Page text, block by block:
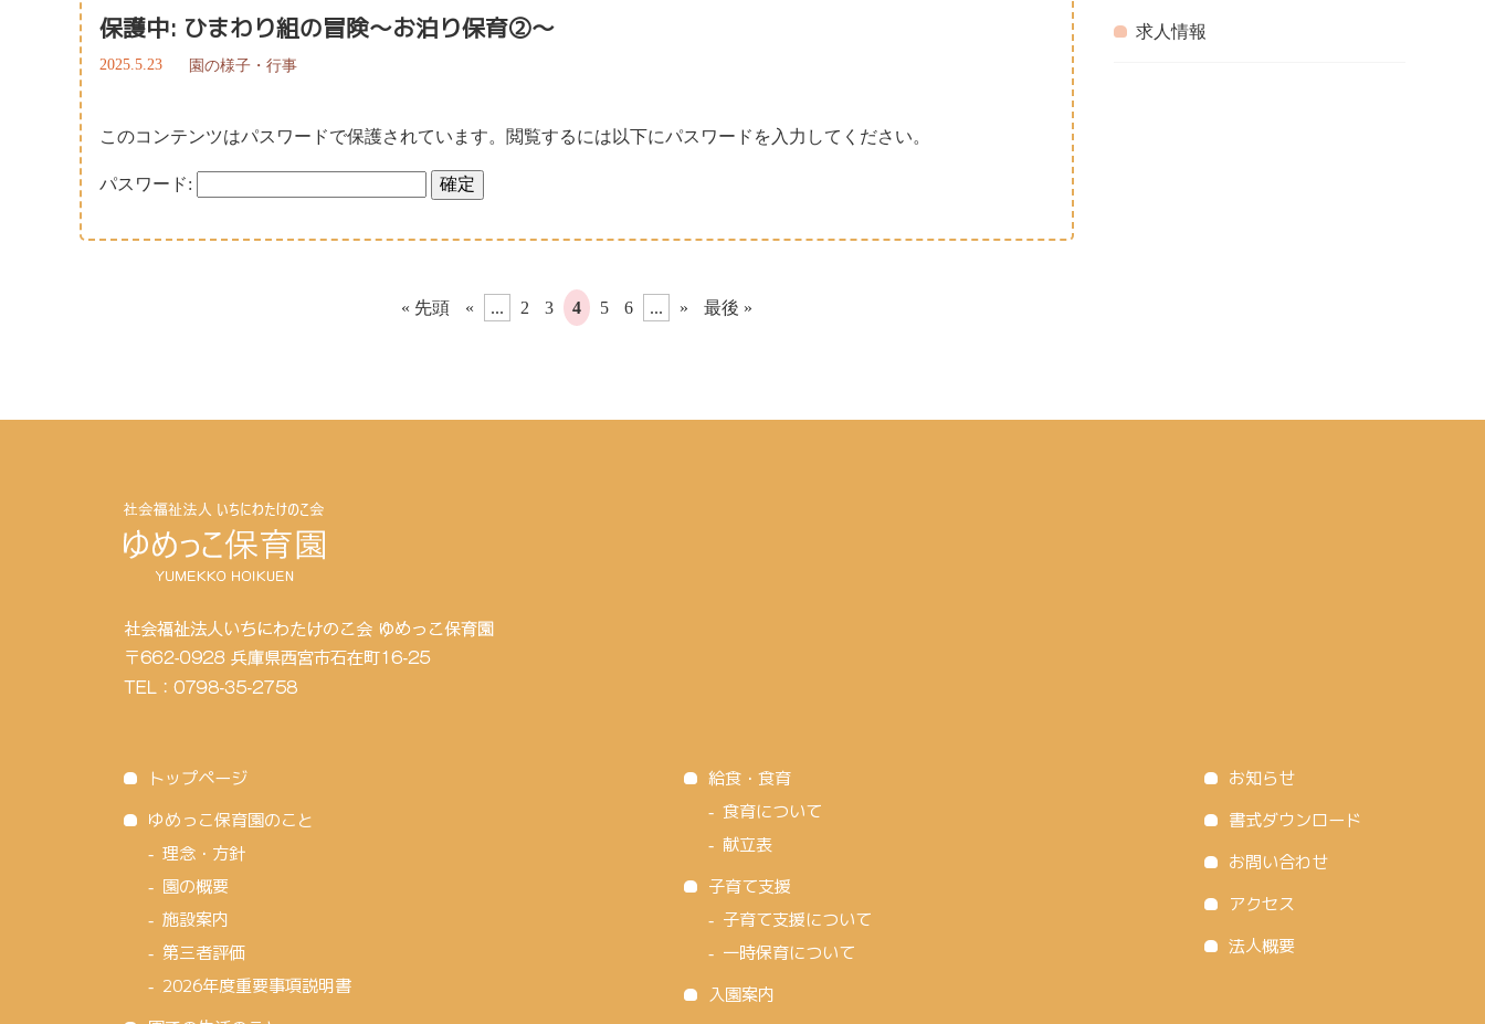
保護中: ひまわり組の冒険～お泊り保育②～
2025.5.23 園の様子・行事
このコンテンツはパスワードで保護されています。閲覧するには以下にパスワードを入力してください。
パスワード:
« 先頭 « ... 2 3 4 5 6 ... » 最後 »
求人情報
トップページ
ゆめっこ保育園のこと
理念・方針
園の概要
施設案内
第三者評価
2026年度重要事項説明書
給食・食育
食育について
献立表
子育て支援
子育て支援について
一時保育について
入園案内
お知らせ
書式ダウンロード
お問い合わせ
アクセス
法人概要